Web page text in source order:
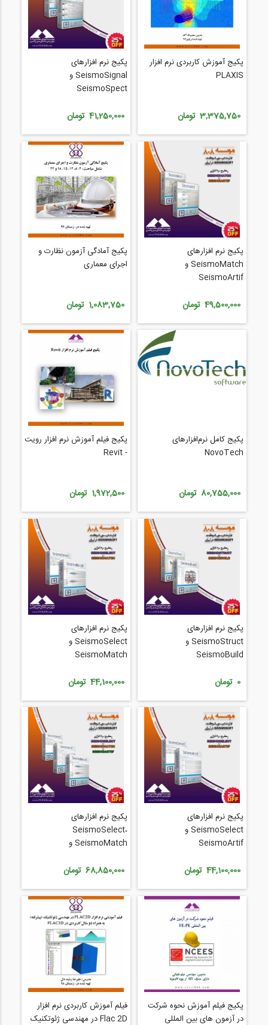
پکیج آموزش کاربردی نرم افزار
PLAXIS
3,375,750 تومان
پکیج نرم افزارهای
SeismoSignal و
SeismoSpect
41,250,000 تومان
پکیج نرم افزارهای
SeismoMatch و
SeismoArtif
49,500,000 تومان
پکیج آمادگی آزمون نظارت و
اجرای معماری
1,083,750 تومان
پکیج کامل نرم‌افزارهای
NovoTech
80,755,000 تومان
پکیج فیلم آموزش نرم افزار رویت
- Revit
1,972,500 تومان
پکیج نرم افزارهای
SeismoStruct و
SeismoBuild
0 تومان
پکیج نرم افزارهای
SeismoSelect و
SeismoMatch
44,100,000 تومان
پکیج نرم افزارهای
SeismoSelect و
SeismoArtif
44,100,000 تومان
پکیج نرم افزارهای
SeismoSelect،
SeismoMatch و
68,850,000 تومان
پکیج فیلم آموزش نحوه شركت
در آزمون های بين المللی
فیلم آموزش کاربردی نرم افزار
Flac 2D در مهندسی ژئوتکنیک